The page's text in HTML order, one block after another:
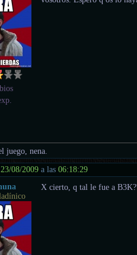
juego, nena.
23/08/2009 a las06:18:29
X cierto, q tal le fue a